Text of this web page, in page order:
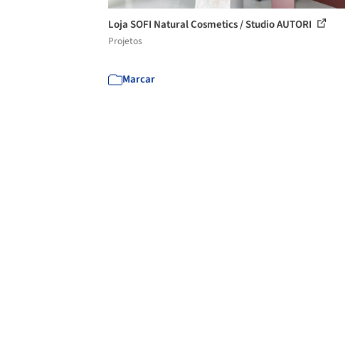
Loja SOFI Natural Cosmetics / Studio AUTORI
Projetos
Marcar